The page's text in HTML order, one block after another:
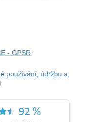
- GPSR
používání, údržbu a